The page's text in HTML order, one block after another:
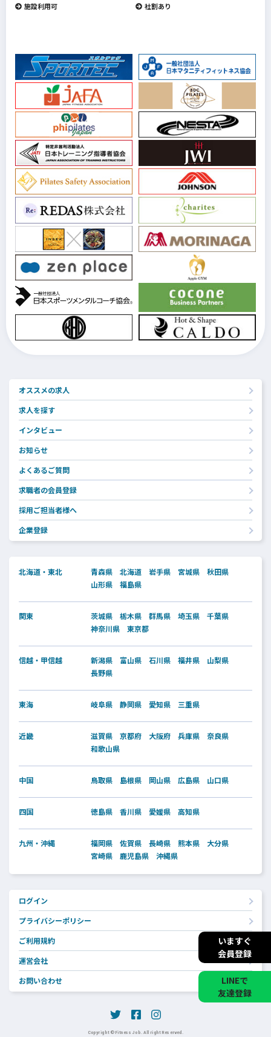
いますぐ
会員登録
LINEで
友達登録
施設利用可
社割あり
オススメの求人
求人を探す
インタビュー
お知らせ
よくあるご質問
求職者の会員登録
採用ご担当者様へ
企業登録
北海道・東北 青森県 北海道 岩手県 宮城県
秋田県
山形県
福島県
関東 茨城県 栃木県 群馬県 埼玉県
千葉県
神奈川県
東京都
信越・甲信越 新潟県 富山県 石川県 福井県
山梨県
長野県
東海 岐阜県 静岡県 愛知県 三重県
近畿 滋賀県 京都府 大阪府 兵庫県
奈良県
和歌山県
中国 鳥取県 島根県 岡山県 広島県 山口県
四国 徳島県 香川県 愛媛県 高知県
九州・沖縄 福岡県 佐賀県 長崎県 熊本県
大分県
宮崎県
鹿児島県 沖縄県
ログイン
プライバシーポリシー
ご利用規約
運営会社
お問い合わせ
Copyright © Fitness Job. All right Reserved.